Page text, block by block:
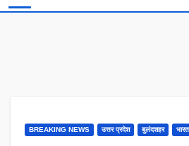
BREAKING NEWS उत्तर प्रदेश बुलंदशहर भारत